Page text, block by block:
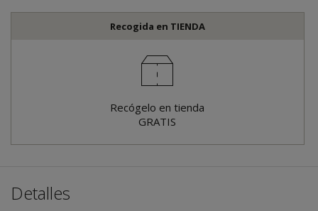
Recogida en TIENDA
Recógelo en tienda
GRATIS
Detalles